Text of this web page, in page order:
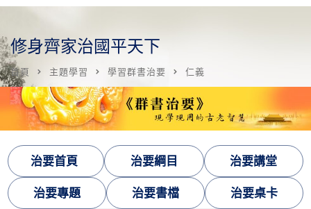
修身齊家治國平天下
首頁 主題學習 學習群書治要 仁義
治要首頁 治要綱目 治要講堂
治要專題 治要書檔 治要桌卡